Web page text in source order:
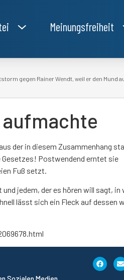
Meinungsfreiheit
gegen Rainer Wendt, weil er den Mund
der in diesem Zusammenhang
Gesetzes! Postwendend erntet sie
Fuß setzt.
jedem, der es hören will sagt, in
lässt sich ein Fleck auf dessen